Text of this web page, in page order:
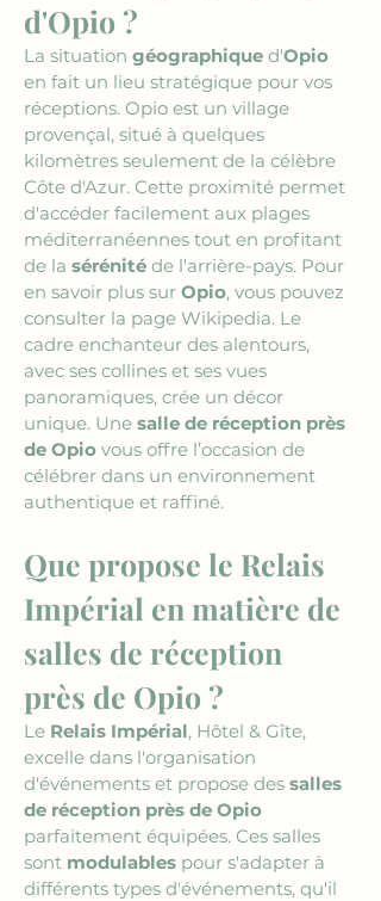
d'Opio ?
La situation géographique d'Opio
en fait un lieu stratégique pour vos
réceptions. Opio est un village
provençal, situé à quelques
kilomètres seulement de la célèbre
Côte d'Azur. Cette proximité permet
d'accéder facilement aux plages
méditerranéennes tout en profitant
de la sérénité de l'arrière-pays. Pour
en savoir plus sur Opio, vous pouvez
consulter la page Wikipedia. Le
cadre enchanteur des alentours,
avec ses collines et ses vues
panoramiques, crée un décor
unique. Une salle de réception près
de Opio vous offre l’occasion de
célébrer dans un environnement
authentique et raffiné.
Que propose le Relais
Impérial en matière de
salles de réception
près de Opio ?
Le Relais Impérial, Hôtel & Gîte,
excelle dans l'organisation
d'événements et propose des salles
de réception près de Opio
parfaitement équipées. Ces salles
sont modulables pour s'adapter à
différents types d'événements, qu'il